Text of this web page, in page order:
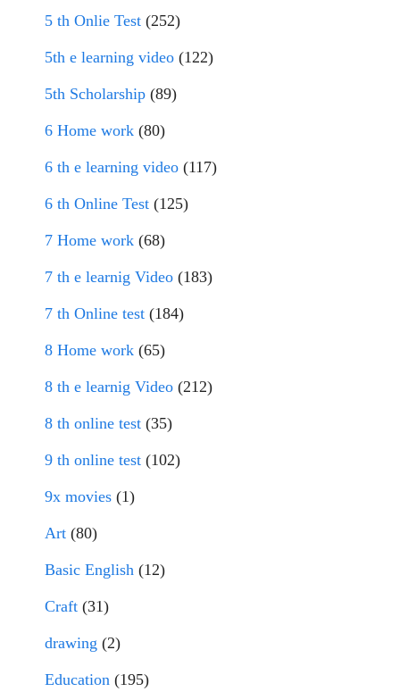
5 th Onlie Test (252)
5th e learning video (122)
5th Scholarship (89)
6 Home work (80)
6 th e learning video (117)
6 th Online Test (125)
7 Home work (68)
7 th e learnig Video (183)
7 th Online test (184)
8 Home work (65)
8 th e learnig Video (212)
8 th online test (35)
9 th online test (102)
9x movies (1)
Art (80)
Basic English (12)
Craft (31)
drawing (2)
Education (195)